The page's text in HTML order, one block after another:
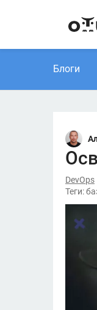
Блоги
DevOps
Теги: